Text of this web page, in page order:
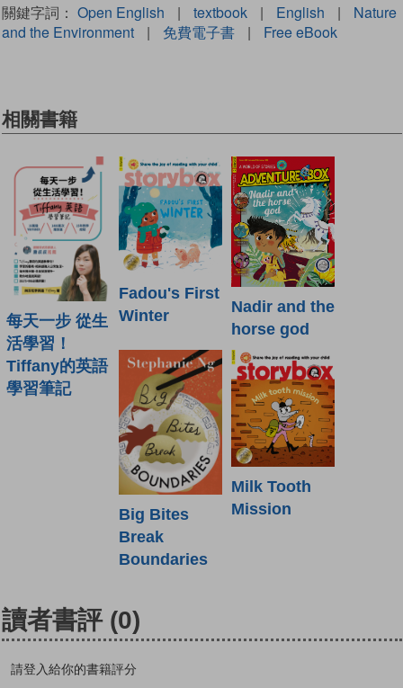
關鍵字詞： Open English | textbook | English |
Nature
and the Environment
| 免費電子書 | Free eBook
相關書籍
每天一步 從生
活學習！
Tiffany的英語
學習筆記
Fadou's First
Winter
Nadir and the
horse god
Big Bites
Break
Boundaries
Milk Tooth
Mission
讀者書評 (0)
請登入給你的書籍評分